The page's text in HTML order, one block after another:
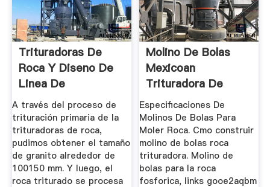
Trituradoras De
Roca Y Diseno De
Linea De
Trituracion
A través del proceso de
trituración primaria de la
trituradoras de roca,
pudimos obtener el tamaño
de granito alrededor de
100150 mm. Y luego, el
roca triturado se procesa
Molino De Bolas
Mexicoan
Trituradora De
Roca
Especificaciones De
Molinos De Bolas Para
Moler Roca. Cmo construir
molino de bolas roca
trituradora. Molino de
bolas para la roca
fosforica, links gooe2aqbm